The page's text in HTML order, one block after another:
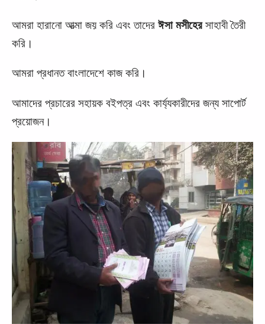
আমরা হারানো আত্মা জয় করি এবং তাদের ঈসা মসীহেরসাহাবী তৈরী
করি।
আমরা প্রধানত বাংলাদেশে কাজ করি।
আমাদের প্রচারের সহায়ক বইপত্র এবং কার্য্যকারীদের জন্য সাপোর্ট
প্রয়োজন।